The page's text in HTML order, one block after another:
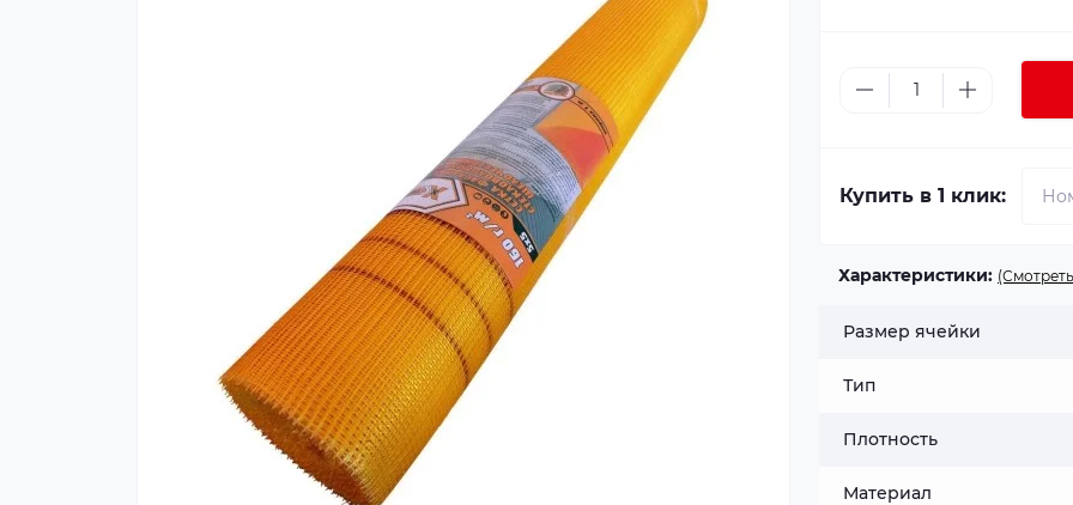
Купить в 1 клик:
Характеристики:
Размер ячейки
Тип
Плотность
Материал